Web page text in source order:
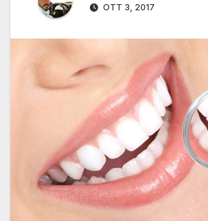
OTT 3, 2017